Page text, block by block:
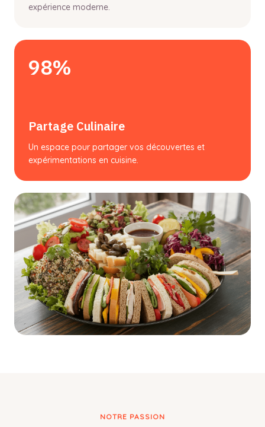
expérience moderne.
98%
Partage Culinaire
Un espace pour partager vos découvertes et
expérimentations en cuisine.
NOTRE PASSION